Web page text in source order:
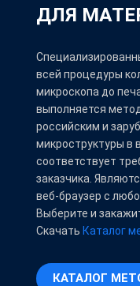
ДЛЯ
всей процедуры
микроскопа до
выполняется
российским и
микроструктуры в
соответствует
заказчика.
веб-браузер с
Выберите и
Скачать Каталог
КАТАЛОГ